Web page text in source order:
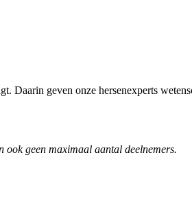
Daarin geven onze hersenexperts
ook geen maximaal aantal deelnemers.